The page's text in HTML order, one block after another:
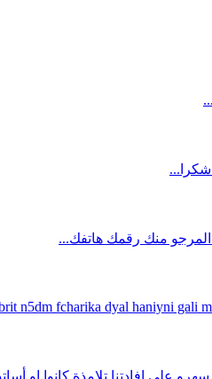
شكرا...
المرجو منك رقمك هاتفك...
n5dm fcharika dyal haniyni gali
على افادتنا تلامذة كانوا او